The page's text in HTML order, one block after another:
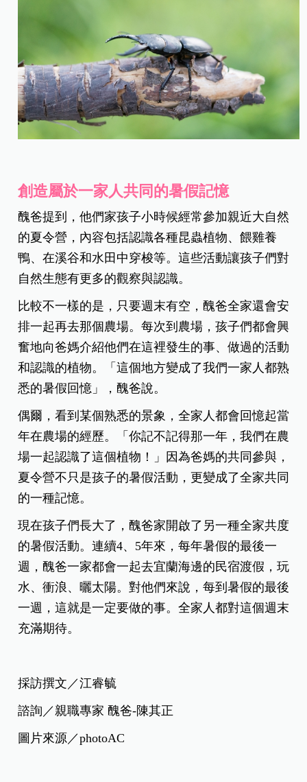
創造屬於一家人共同的暑假記憶
醜爸提到，他們家孩子小時候經常參加親近大自然
的夏令營，內容包括認識各種昆蟲植物、餵雞養
鴨、在溪谷和水田中穿梭等。這些活動讓孩子們對
自然生態有更多的觀察與認識。
比較不一樣的是，只要週末有空，醜爸全家還會安
排一起再去那個農場。每次到農場，孩子們都會興
奮地向爸媽介紹他們在這裡發生的事、做過的活動
和認識的植物。「這個地方變成了我們一家人都熟
悉的暑假回憶」，醜爸說。
偶爾，看到某個熟悉的景象，全家人都會回憶起當
年在農場的經歷。「你記不記得那一年，我們在農
場一起認識了這個植物！」因為爸媽的共同參與，
夏令營不只是孩子的暑假活動，更變成了全家共同
的一種記憶。
現在孩子們長大了，醜爸家開啟了另一種全家共度
的暑假活動。連續4、5年來，每年暑假的最後一
週，醜爸一家都會一起去宜蘭海邊的民宿渡假，玩
水、衝浪、曬太陽。對他們來說，每到暑假的最後
一週，這就是一定要做的事。全家人都對這個週末
充滿期待。
採訪撰文／江睿毓
諮詢／親職專家 醜爸-陳其正
圖片來源／photoAC